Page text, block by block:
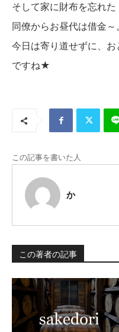
そして家に財布を忘れた
同僚からお昼代は借金～
今日は寄り道せずに、
ですね★
この記事を書いた人
か
この著者の記事